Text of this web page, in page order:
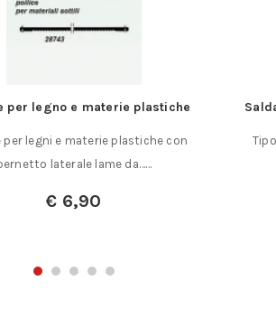
istantaneo industriale da 100 watt
industriale, con accessori. Potenza W 100
– V 230. Riscalda e……
€98,00